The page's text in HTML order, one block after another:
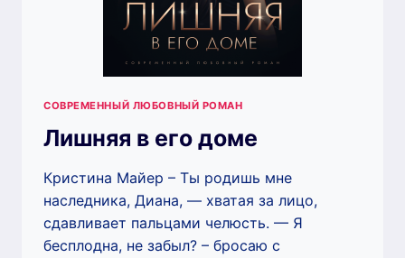
СОВРЕМЕННЫЙ ЛЮБОВНЫЙ РОМАН
Лишняя в его доме
Кристина Майер – Ты родишь мне
наследника, Диана, — хватая за лицо,
сдавливает пальцами челюсть. — Я
бесплодна, не забыл? – бросаю с